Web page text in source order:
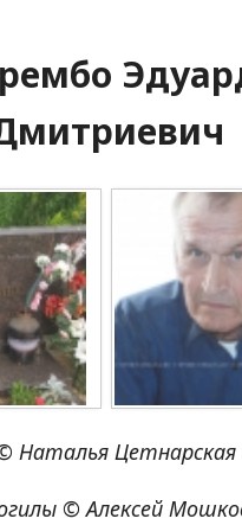
Наталья Цетнарская
© Алексей